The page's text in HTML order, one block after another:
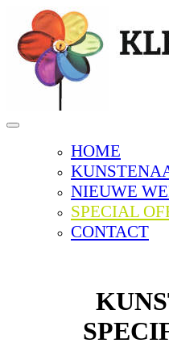
Toggle
HOME
NIEUWE
SPECIAL
CONTACT